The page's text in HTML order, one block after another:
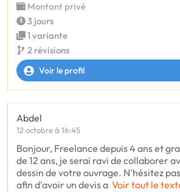
Montant privé
3 jours
1 variante
2 révisions
Voir le profil
Abdel
12 octobre à 16:45
Bonjour, Freelance depuis 4 ans et
de 12 ans, je serai ravi de collaborer
dessin de votre ouvrage. N'hésitez
afin d'avoir un devis a Voir tout le